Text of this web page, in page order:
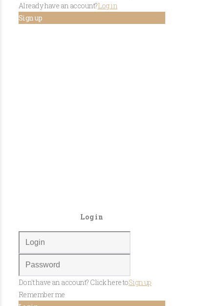
Already have an account?Log in
Sign up
Login
Don't have an account? Click here toSign up
Remember me